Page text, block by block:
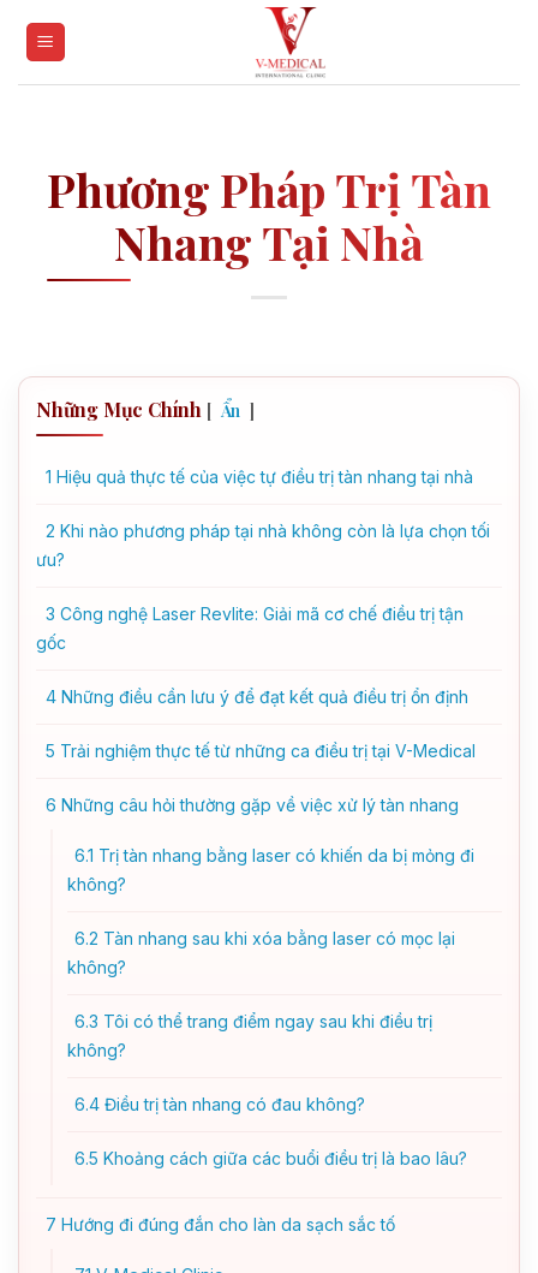
Phương Pháp Trị Tàn
Nhang Tại Nhà
Những Mục Chính [ Ẩn ]
1 Hiệu quả thực tế của việc tự điều trị tàn nhang tại nhà
2 Khi nào phương pháp tại nhà không còn là lựa chọn tối
ưu?
3 Công nghệ Laser Revlite: Giải mã cơ chế điều trị tận
gốc
4 Những điều cần lưu ý để đạt kết quả điều trị ổn định
5 Trải nghiệm thực tế từ những ca điều trị tại V-Medical
6 Những câu hỏi thường gặp về việc xử lý tàn nhang
6.1 Trị tàn nhang bằng laser có khiến da bị mỏng đi
không?
6.2 Tàn nhang sau khi xóa bằng laser có mọc lại
không?
6.3 Tôi có thể trang điểm ngay sau khi điều trị
không?
6.4 Điều trị tàn nhang có đau không?
6.5 Khoảng cách giữa các buổi điều trị là bao lâu?
7 Hướng đi đúng đắn cho làn da sạch sắc tố